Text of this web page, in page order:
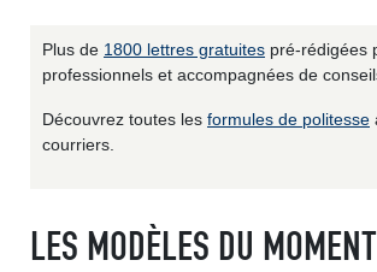
Plus de 1800 lettres gratuites pré-rédigées
professionnels et accompagnées de
Découvrez toutes les formules de politesse
courriers.
LES MODÈLES DU MOMENT